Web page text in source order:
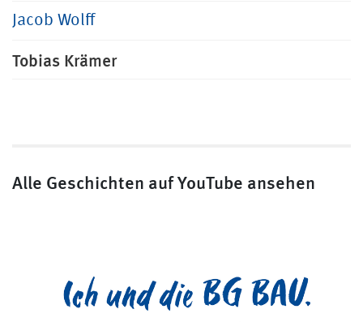
Jacob Wolff
Tobias Krämer
Alle Geschichten auf YouTube ansehen